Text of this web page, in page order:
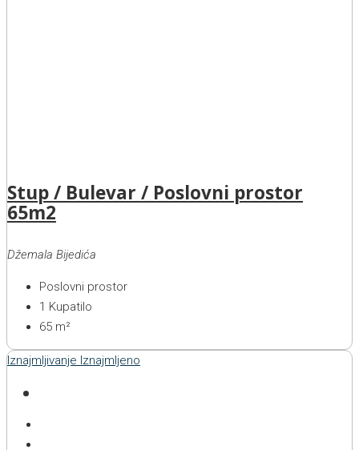
Stup / Bulevar / Poslovni prostor
65m2
Džemala Bijedića
Poslovni prostor
1 Kupatilo
65 m²
Iznajmljivanje Iznajmljeno